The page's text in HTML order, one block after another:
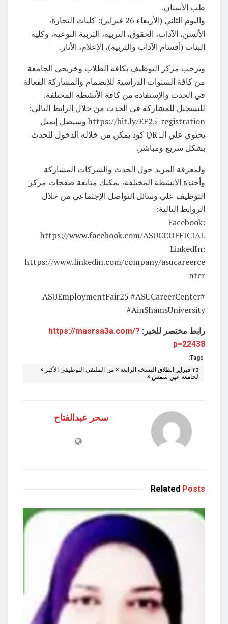
طب الأسنان.
واليوم الثاني (الأربعاء 26 فبراير): كليات التجارة،
الألسن، الآداب، الحقوق، التربية، التربية النوعية، وكلية
البنات (أقسام الآداب والتربية)، الإعلام، الأثار.
ويرحب مركز التوظيف بكافة الطلاب وخريجي الجامعة
من كافة السنوات الدراسية للإنضمام والمشاركة الفعالة
في الحدث والإستفادة من كافة الأنشطة المختلفة.
للتسجيل للمشاركة في الحدث من خلال الرابط التالي:
https://bit.ly/EF25-registration وسيصل إيميل
يحتوي علي الـ QR كود يمكن من خلاله الدخول للحدث
بشكل سريع ومباشر.
ولمعرفة المزيد حول الحدث والشركات المشاركة
وأجندة الأنشطة المختلفة، يمكنك متابعة صفحات مركز
التوظيف علي وسائل التواصل الإجتماعي من خلال
الروابط التالية:
‏Facebook:
https://www.facebook.com/ASUCCOFFICIAL
‏LinkedIn:
https://www.linkedin.com/company/asucareerce
nter
‏#ASUEmploymentFair25 #ASUCareerCenter
#AinShamsUniversity
رابط مختصر للخبر: https://masrsa3a.com/?
p=22438
Tags:
٢٥ فبراير انطلاق النسخة الرابعة × من الملتقي التوظيفي الأكبر ×
لجامعة عين شمس ×
سحر عبدالفتاح
Related Posts